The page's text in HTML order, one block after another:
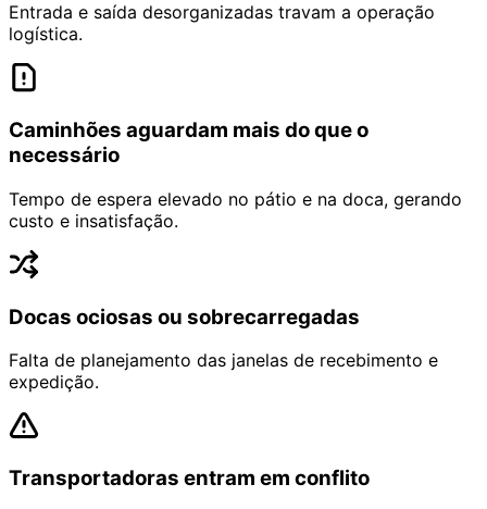
Entrada e saída desorganizadas travam a operação
logística.
Caminhões aguardam mais do que o
necessário
Tempo de espera elevado no pátio e na doca, gerando
custo e insatisfação.
Docas ociosas ou sobrecarregadas
Falta de planejamento das janelas de recebimento e
expedição.
Transportadoras entram em conflito